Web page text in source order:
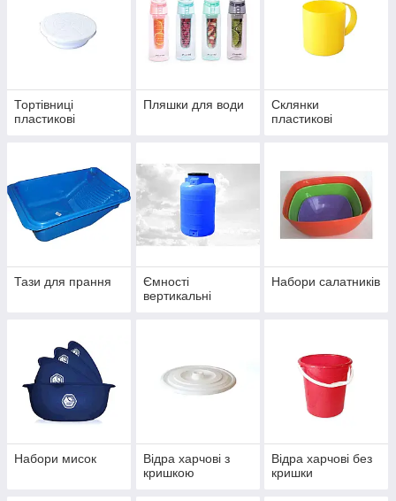
Тортівниці
пластикові
Пляшки для води
Склянки
пластикові
Тази для прання
Ємності
вертикальні
Набори салатників
Набори мисок
Відра харчові з
кришкою
Відра харчові без
кришки